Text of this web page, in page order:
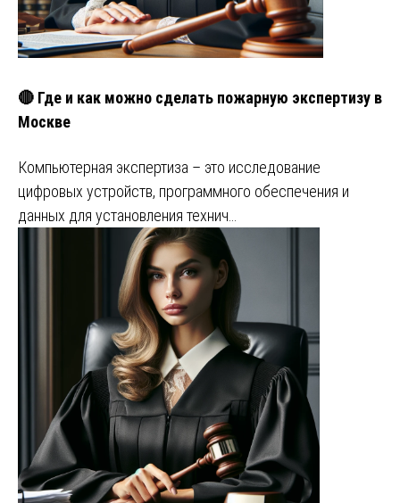
🔴 Где и как можно сделать пожарную экспертизу в
Москве
Компьютерная экспертиза – это исследование
цифровых устройств, программного обеспечения и
данных для установления технич…